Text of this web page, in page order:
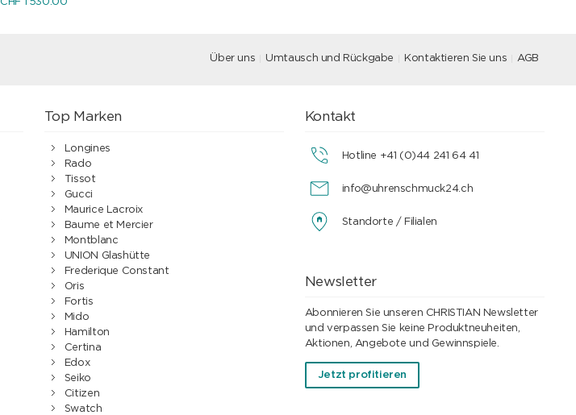
Über uns Umtausch und Rückgabe Kontaktieren Sie uns AGB
Top Marken
Longines
Rado
Tissot
Gucci
Maurice Lacroix
Baume et Mercier
Montblanc
UNION Glashütte
Frederique Constant
Oris
Fortis
Mido
Hamilton
Certina
Edox
Seiko
Citizen
Swatch
Kontakt
Hotline +41 (0)44 241 64 41
info@uhrenschmuck24.ch
Standorte / Filialen
Newsletter
Abonnieren Sie unseren CHRISTIAN Newsletter
und verpassen Sie keine Produktneuheiten,
Aktionen, Angebote und Gewinnspiele.
Jetzt profitieren